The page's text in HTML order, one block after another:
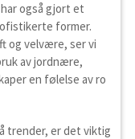
har også gjort et
former.
og velvære, ser vi
av jordnære,
en følelse av ro
trender, er det viktig